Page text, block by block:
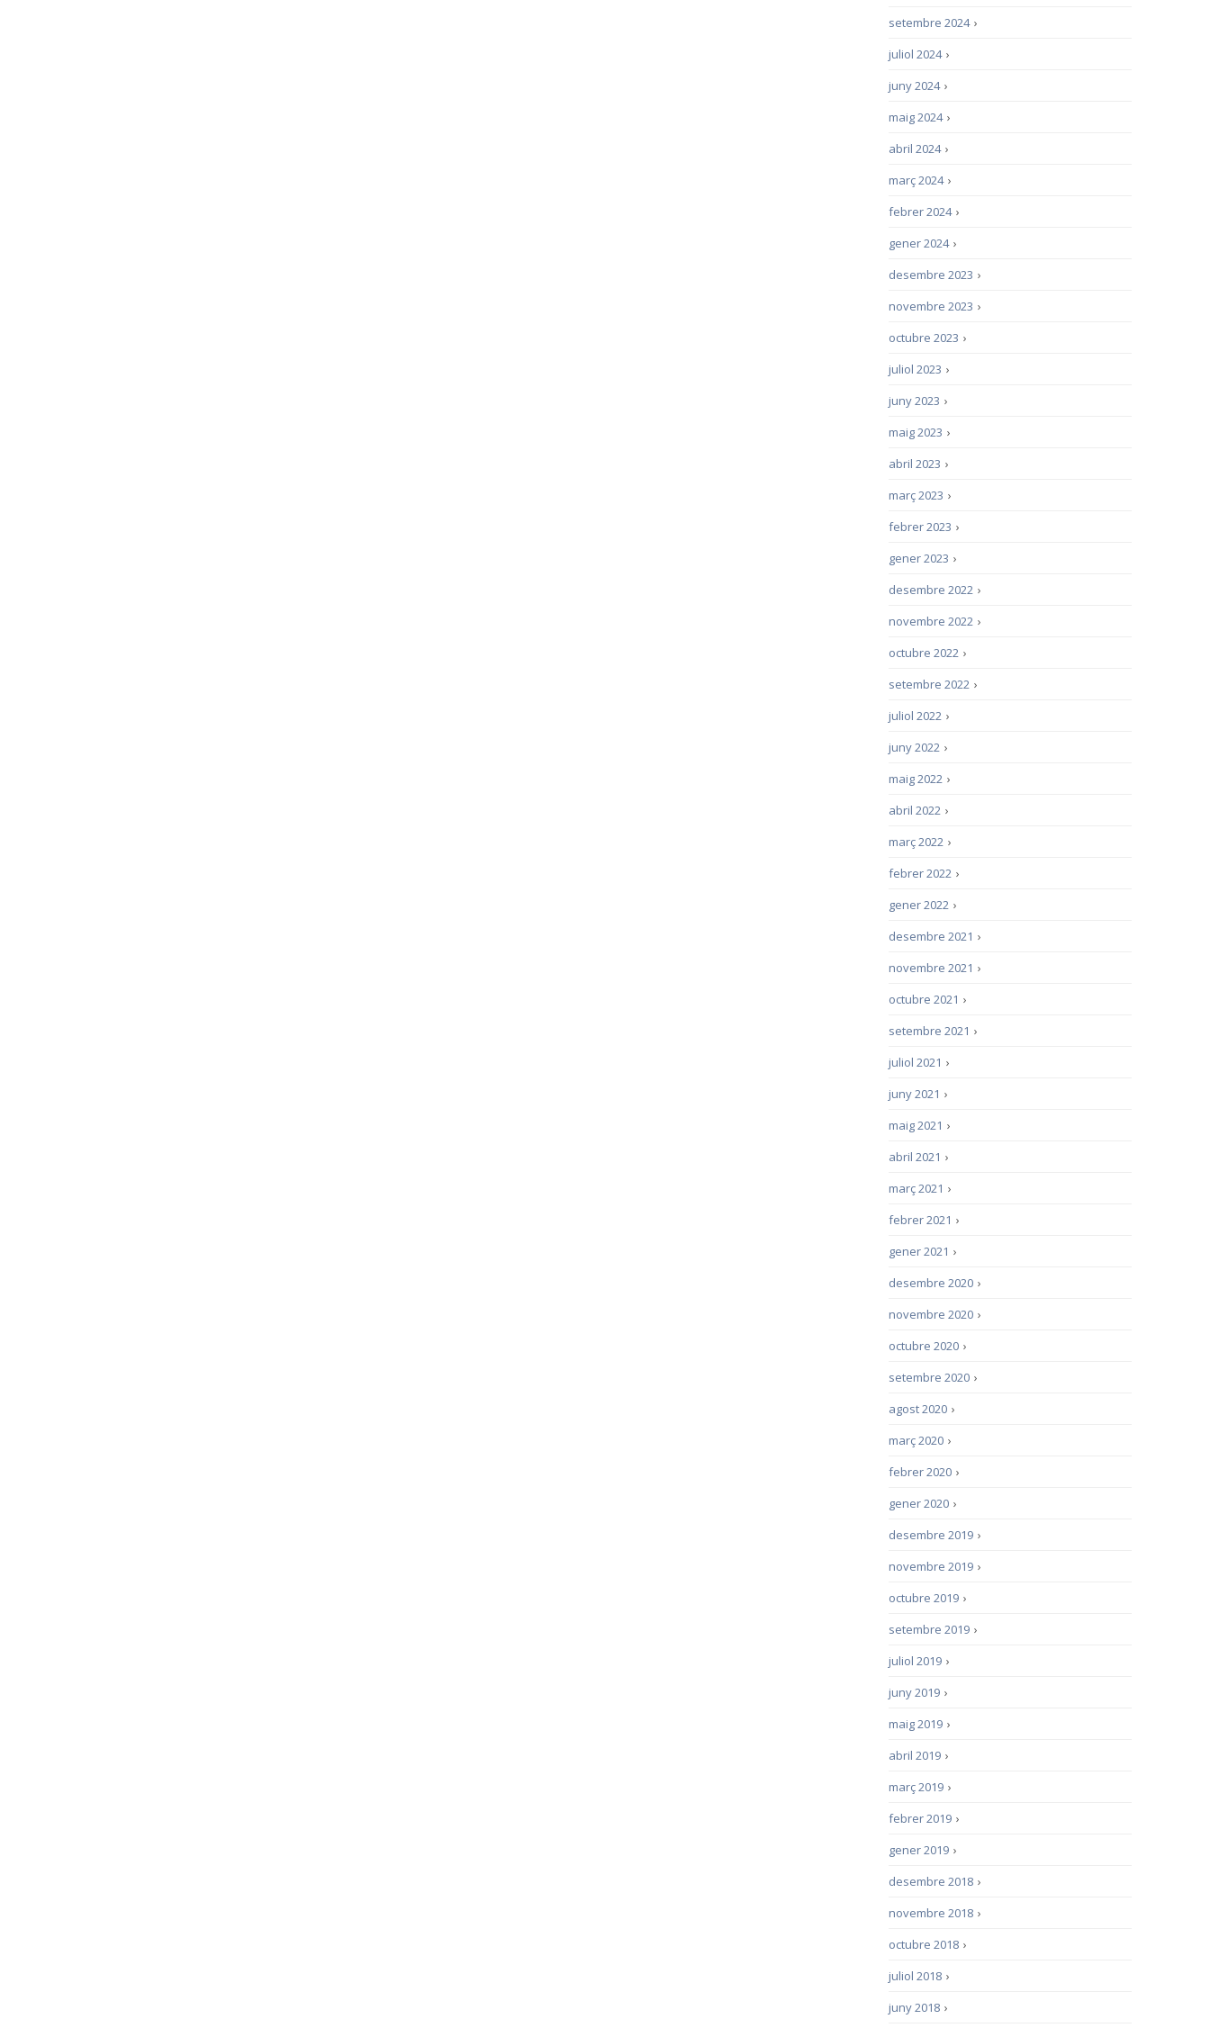
›
setembre 2024
›
juliol 2024
›
juny 2024
›
maig 2024
›
abril 2024
›
març 2024
›
febrer 2024
›
gener 2024
›
desembre 2023
›
novembre 2023
›
octubre 2023
›
juliol 2023
›
juny 2023
›
maig 2023
›
abril 2023
›
març 2023
›
febrer 2023
›
gener 2023
›
desembre 2022
›
novembre 2022
›
octubre 2022
›
setembre 2022
›
juliol 2022
›
juny 2022
›
maig 2022
›
abril 2022
›
març 2022
›
febrer 2022
›
gener 2022
›
desembre 2021
›
novembre 2021
›
octubre 2021
›
setembre 2021
›
juliol 2021
›
juny 2021
›
maig 2021
›
abril 2021
›
març 2021
›
febrer 2021
›
gener 2021
›
desembre 2020
›
novembre 2020
›
octubre 2020
›
setembre 2020
›
agost 2020
›
març 2020
›
febrer 2020
›
gener 2020
›
desembre 2019
›
novembre 2019
›
octubre 2019
›
setembre 2019
›
juliol 2019
›
juny 2019
›
maig 2019
›
abril 2019
›
març 2019
›
febrer 2019
›
gener 2019
›
desembre 2018
›
novembre 2018
›
octubre 2018
›
juliol 2018
›
juny 2018